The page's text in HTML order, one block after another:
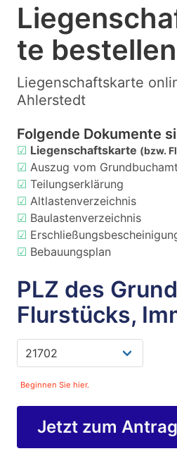
te bestellen
Liegenschaftskarte
Ahlerstedt
Folgende Dokumente
☑ Liegenschaftskarte (bzw.
☑ Auszug vom
☑ Teilungserklärung
☑ Altlastenverzeichnis
☑ Baulastenverzeichnis
☑
☑ Bebauungsplan
PLZ des
Flurstücks,
Beginnen Sie hier.
Jetzt zum